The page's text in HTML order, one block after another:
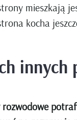
mieszkają
kocha
innych
rozwodowe